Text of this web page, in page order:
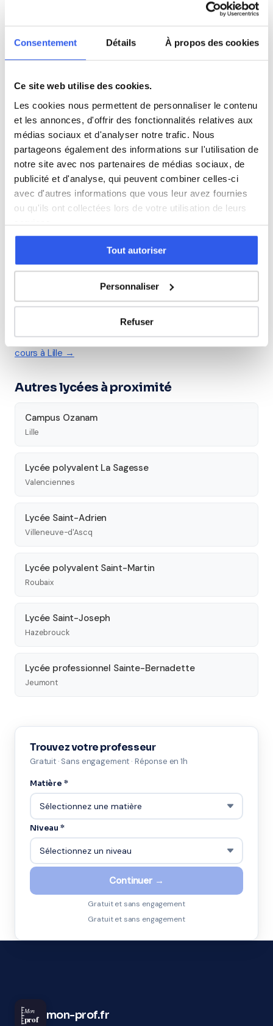
Consentement Détails À propos des cookies
Ce site web utilise des cookies.
Les cookies nous permettent de personnaliser le contenu
et les annonces, d'offrir des fonctionnalités relatives aux
médias sociaux et d'analyser notre trafic. Nous
partageons également des informations sur l'utilisation de
notre site avec nos partenaires de médias sociaux, de
publicité et d'analyse, qui peuvent combiner celles-ci
avec d'autres informations que vous leur avez fournies
ou qu'ils ont collectées lors de votre utilisation de leurs
services.
Tout autoriser
Personnaliser
Refuser
Philosophie
Économie
Espagnol
Allemand
Première Terminale
Tous les cours particuliers à Lille
Découvrez l'ensemble de notre offre à Lille :Voir tous les
cours à Lille →
Autres lycées à proximité
Campus Ozanam
Lille
Lycée polyvalent La Sagesse
Valenciennes
Lycée Saint-Adrien
Villeneuve-d'Ascq
Lycée polyvalent Saint-Martin
Roubaix
Lycée Saint-Joseph
Hazebrouck
Lycée professionnel Sainte-Bernadette
Jeumont
Trouvez votre professeur
Gratuit · Sans engagement · Réponse en 1h
Matière *
Niveau *
Continuer →
Gratuit et sans engagement
Gratuit et sans engagement
Mon
prof mon-prof.fr